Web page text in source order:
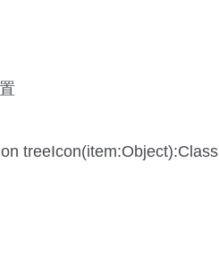
treeIcon(item:Object):Class